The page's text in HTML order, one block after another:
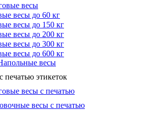
весы
весы до 60 кг
весы до 150 кг
весы до 200 кг
весы до 300 кг
весы до 600 кг
весы
печатью этикеток
весы с печатью
весы с печатью